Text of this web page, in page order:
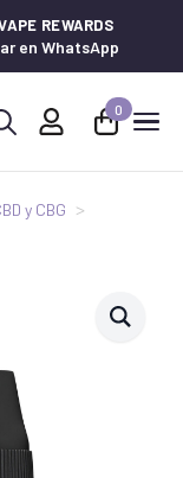
REWARDS
en WhatsApp
0
y CBG